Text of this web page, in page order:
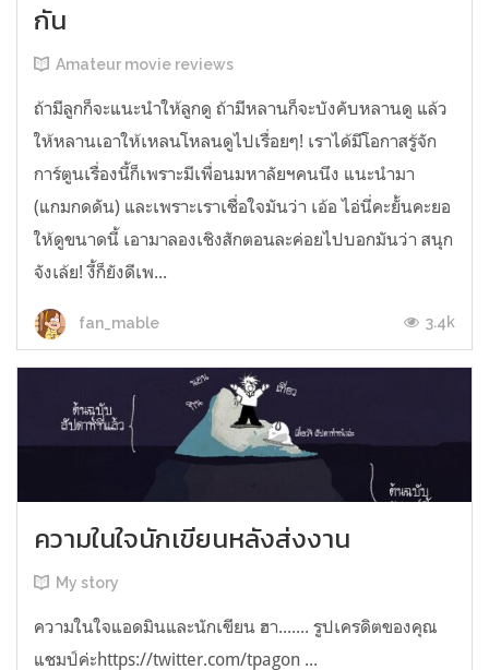
กัน
Amateur movie reviews
ถ้ามีลูกก็จะแนะนำให้ลูกดู ถ้ามีหลานก็จะบังคับหลานดู แล้ว
ให้หลานเอาให้เหลนโหลนดูไปเรื่อยๆ! เราได้มีโอกาสรู้จัก
การ์ตูนเรื่องนี้ก็เพราะมีเพื่อนมหาลัยฯคนนึง แนะนำมา
(แกมกดดัน) และเพราะเราเชื่อใจมันว่า เอ้อ ไอ่นี่คะยั้นคะยอ
ให้ดูขนาดนี้ เอามาลองเชิงสักตอนละค่อยไปบอกมันว่า สนุก
จังเล้ย! งี้ก็ยังดีเพ...
fan_mable 3.4k
ความในใจนักเขียนหลังส่งงาน
My story
ความในใจแอดมินและนักเขียน ฮา....... รูปเครดิตของคุณ
แชมป์ค่ะhttps://twitter.com/tpagon ...